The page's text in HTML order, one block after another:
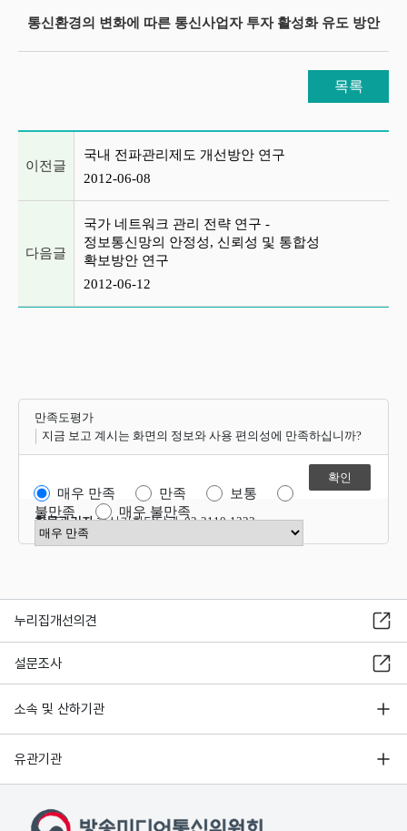
통신환경의 변화에 따른 통신사업자 투자 활성화 유도 방안
목록
이전글
국내 전파관리제도 개선방안 연구
2012-06-08
다음글
국가 네트워크 관리 전략 연구 -
정보통신망의 안정성, 신뢰성 및 통합성
확보방안 연구
2012-06-12
만족도평가
지금 보고 계시는 화면의 정보와 사용 편의성에 만족하십니까?
매우 만족 만족
보통
불만족
매우 불만족
만족도 점수 선택
항목관리자혁신기획담당관 02-2110-1323
누리집개선의견
설문조사
소속 및 산하기관
유관기관